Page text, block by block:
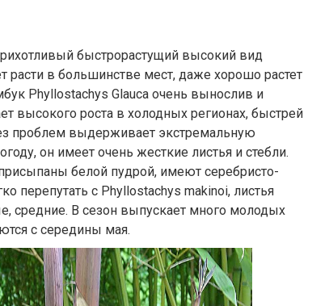
быстрорастущий высокий вид
расти в большинстве мест, даже хорошо растет
Phyllostachys Glauca очень вынослив и
высокого роста в холодных регионах, быстрей
проблем выдерживает экстремальную
он имеет очень жесткие листья и стебли.
белой пудрой, имеют серебристо-
перепутать с Phyllostachys makinoi, листья
средние. В сезон выпускает много молодых
с середины мая.